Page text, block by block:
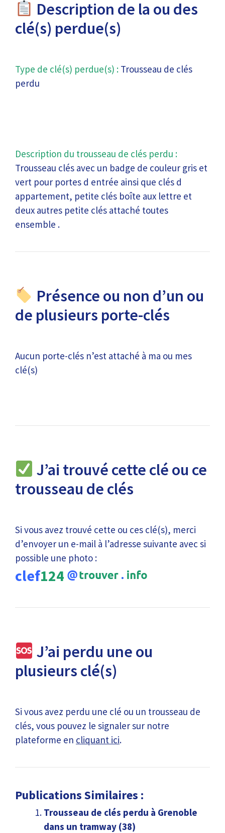
Description de la ou des
clé(s) perdue(s)
Type de clé(s) perdue(s) : Trousseau de clés
perdu
Description du trousseau de clés perdu :
Trousseau clés avec un badge de couleur gris et
vert pour portes d entrée ainsi que clés d
appartement, petite clés boîte aux lettre et
deux autres petite clés attaché toutes
ensemble .
Présence ou non d’un ou
de plusieurs porte-clés
Aucun porte-clés n’est attaché à ma ou mes
clé(s)
J’ai trouvé cette clé ou ce
trousseau de clés
Si vous avez trouvé cette ou ces clé(s), merci
d’envoyer un e-mail à l’adresse suivante avec si
possible une photo :
clef124
J’ai perdu une ou
plusieurs clé(s)
Si vous avez perdu une clé ou un trousseau de
clés, vous pouvez le signaler sur notre
plateforme en cliquant ici.
Publications Similaires :
Trousseau de clés perdu à Grenoble
dans un tramway (38)